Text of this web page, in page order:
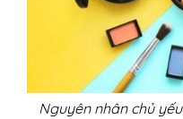
Nguyên nhân chủ